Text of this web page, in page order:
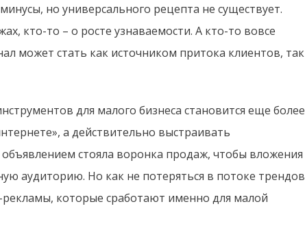
но универсального рецепта не существует.
кто-то – о росте узнаваемости. А кто-то вовсе
может стать как источником притока клиентов, так
для малого бизнеса становится еще более
а действительно выстраивать
стояла воронка продаж, чтобы вложения
аудиторию. Но как не потеряться в потоке трендов
которые сработают именно для малой